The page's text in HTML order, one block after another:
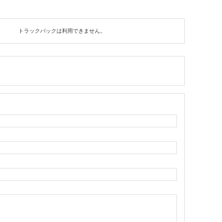
トラックバックは利用できません。